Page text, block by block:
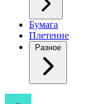
Бумага
Плетение
Разное